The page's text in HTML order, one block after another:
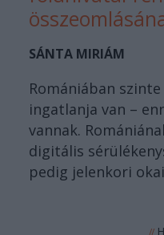
SÁNTA MIRIÁM
Romániában
ingatlanja van –
vannak.
digitális
pedig jelenkori
//